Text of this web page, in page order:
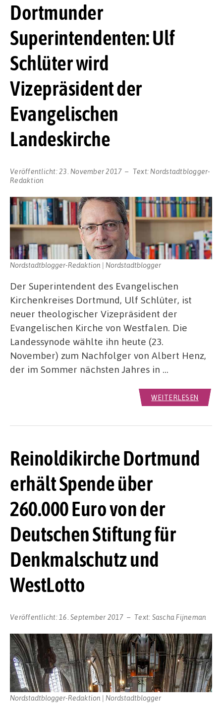
Dortmunder
Superintendenten: Ulf
Schlüter wird
Vizepräsident der
Evangelischen
Landeskirche
Veröffentlicht:23. November 2017 Text: Nordstadtblogger-
Redaktion
Nordstadtblogger-Redaktion | Nordstadtblogger
Der Superintendent des Evangelischen
Kirchenkreises Dortmund, Ulf Schlüter, ist
neuer theologischer Vizepräsident der
Evangelischen Kirche von Westfalen. Die
Landessynode wählte ihn heute (23.
November) zum Nachfolger von Albert Henz,
der im Sommer nächsten Jahres in …
WEITERLESEN
Reinoldikirche Dortmund
erhält Spende über
260.000 Euro von der
Deutschen Stiftung für
Denkmalschutz und
WestLotto
Veröffentlicht: 16. September 2017 Text: Sascha Fijneman
Nordstadtblogger-Redaktion | Nordstadtblogger